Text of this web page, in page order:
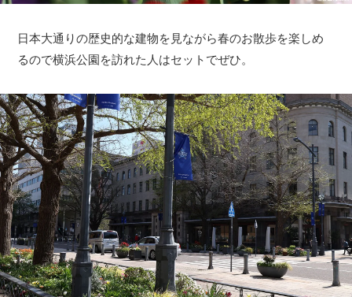
日本大通りの歴史的な建物を見ながら春のお散歩を楽しめ
るので横浜公園を訪れた人はセットでぜひ。